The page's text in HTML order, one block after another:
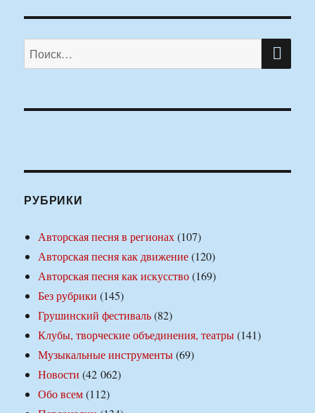
Искать:
РУБРИКИ
Авторская песня в регионах(107)
Авторская песня как движение(120)
Авторская песня как искусство(169)
Без рубрики (145)
Грушинский фестиваль(82)
Клубы, творческие объединения, театры(141)
Музыкальные инструменты(69)
Новости (42 062)
Обо всем(112)